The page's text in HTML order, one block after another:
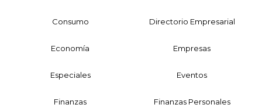
Consumo Directorio Empresarial
Economía Empresas
Especiales Eventos
Finanzas Finanzas Personales